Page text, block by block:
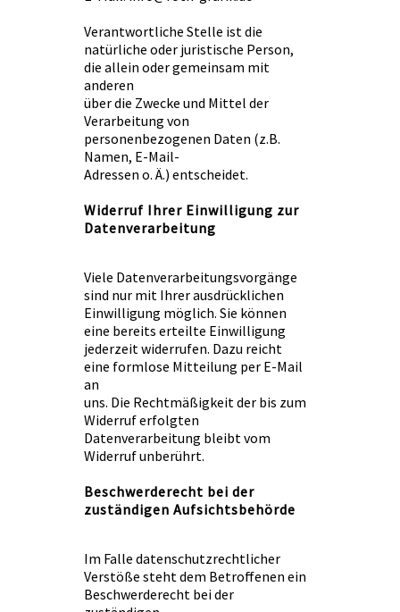
Verantwortliche Stelle ist die
natürliche oder juristische Person,
die allein oder gemeinsam mit
anderen
über die Zwecke und Mittel der
Verarbeitung von
personenbezogenen Daten (z.B.
Namen, E-Mail-
Adressen o. Ä.) entscheidet.
Widerruf Ihrer Einwilligung zur
Datenverarbeitung
Viele Datenverarbeitungsvorgänge
sind nur mit Ihrer ausdrücklichen
Einwilligung möglich. Sie können
eine bereits erteilte Einwilligung
jederzeit widerrufen. Dazu reicht
eine formlose Mitteilung per E-Mail
an
uns. Die Rechtmäßigkeit der bis zum
Widerruf erfolgten
Datenverarbeitung bleibt vom
Widerruf unberührt.
Beschwerderecht bei der
zuständigen Aufsichtsbehörde
Im Falle datenschutzrechtlicher
Verstöße steht dem Betroffenen ein
Beschwerderecht bei der